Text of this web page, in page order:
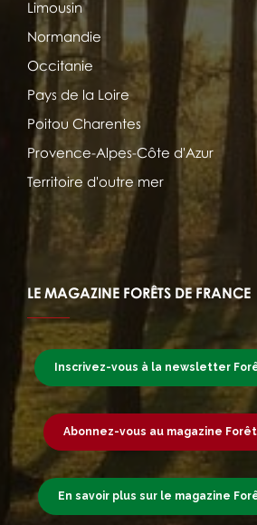
Limousin
Normandie
Occitanie
Pays de la Loire
Poitou Charentes
Provence-Alpes-Côte d'Azur
Territoire d'outre mer
LE MAGAZINE FORÊTS DE FRANCE
Inscrivez-vous à la newsletter
Abonnez-vous au magazine
En savoir plus sur le magazine